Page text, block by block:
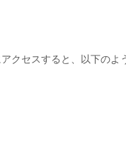
クセスすると、以下の